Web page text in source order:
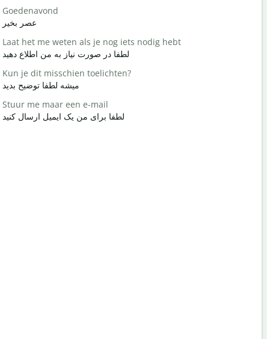
Goedenavond
عصر بخیر
Laat het me weten als je nog iets nodig hebt
لطفا در صورت نیاز به من اطلاع دهید
Kun je dit misschien toelichten?
میشه لطفا توضیح بدید
Stuur me maar een e-mail
لطفا برای من یک ایمیل ارسال کنید